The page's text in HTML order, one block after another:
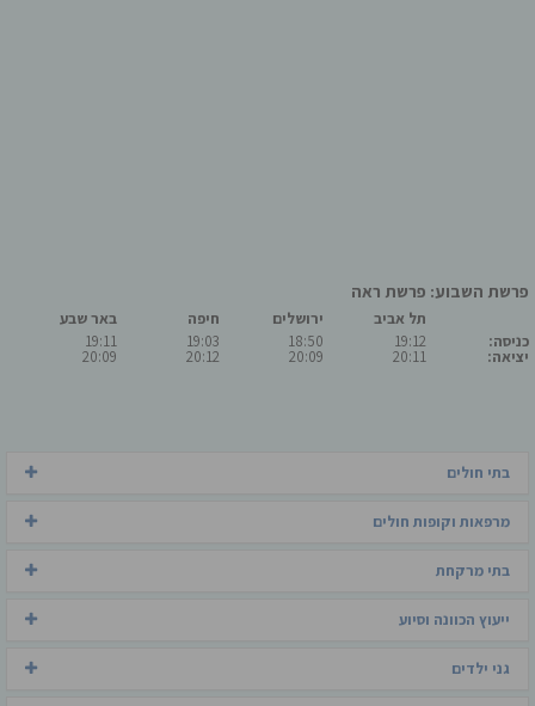
פרשת השבוע: פרשת ראה
כניסה:
יציאה:
תל אביב
19:12
20:11
ירושלים
18:50
20:09
חיפה
19:03
20:12
באר שבע
19:11
20:09
בתי חולים
מרפאות וקופות חולים
בתי מרקחת
ייעוץ הכוונה וסיוע
גני ילדים